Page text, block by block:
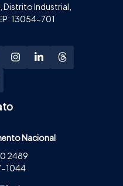
Distrito Industrial,
13054-701
Nacional
2489
1044